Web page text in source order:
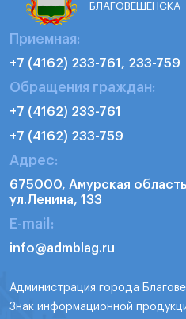
БЛАГОВЕЩЕНСКА
Приемная:
+7 (4162) 233-761, 233-759
Обращения граждан:
+7 (4162) 233-761
+7 (4162) 233-759
Адрес:
675000, Амурская
ул.Ленина, 133
E-mail:
info@admblag.ru
Администрация города
Знак информационной